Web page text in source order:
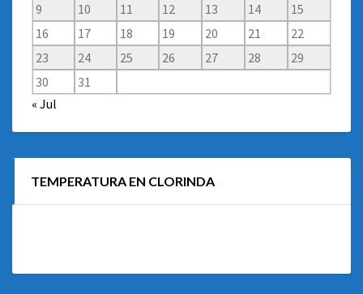
9
10 11 12 13 14
15
16
17 18 19 20 21
22
23
24 25 26 27 28
29
30
31
« Jul
TEMPERATURA EN CLORINDA